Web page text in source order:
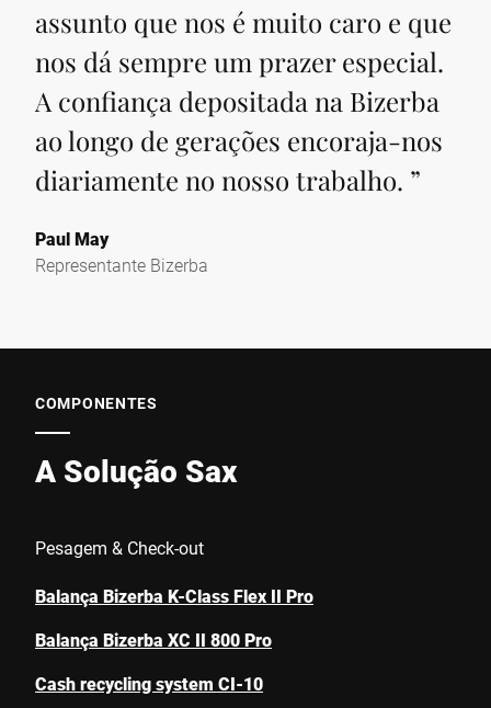
assunto que nos é muito caro e que
nos dá sempre um prazer especial.
A confiança depositada na Bizerba
ao longo de gerações encoraja-nos
diariamente no nosso trabalho. ”
Paul May
Representante Bizerba
COMPONENTES
A Solução Sax
Pesagem & Check-out
Balança Bizerba K-Class Flex II Pro
Balança Bizerba XC II 800 Pro
Cash recycling system CI-10